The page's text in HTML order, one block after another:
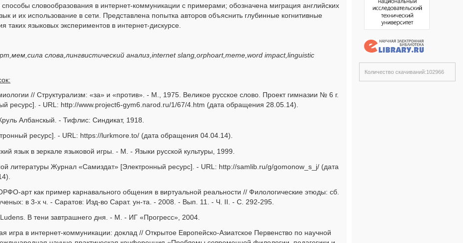
словообразования в интернет-коммуникации с примерами; обозначена миграция английских
и их использование в сети. Представлена попытка авторов объяснить глубинные когнитивные
таких языковых экспериментов в интернет-дискурсе.
слова,лингвистический анализ,internet slang,orphoart,meme,word impact,linguistic
// Структурализм: «за» и «против». - М., 1975. Великое русское слово. Проект гимназии № 6 г.
ресурс]. - URL: http://www.project6-gym6.narod.ru/1/67/4.htm (дата обращения 28.05.14).
Албанскый. - Тифлис: Синдикат, 1918.
ресурс]. - URL: https://lurkmore.to/ (дата обращения 04.04.14).
язык в зеркале языковой игры. - М. - Языки русской культуры, 1999.
литературы Журнал «Самиздат» [Электронный ресурс]. - URL: http://samlib.ru/g/gomonow_s_j/ (дата
арт как пример карнавального общения в виртуальной реальности // Филологические этюды: сб.
в 3-х ч. - Саратов: Изд-во Сарат. ун-та. - 2008. - Вып. 11. - Ч. II. - С. 292-295.
В тени завтрашнего дня. - М. - ИГ «Прогресс», 2004.
игра в интернет-коммуникации: доклад // Открытое Европейско-Азиатское Первенство по научной
Количество скачиваний:102966